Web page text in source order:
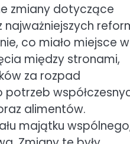
zmiany dotyczące
co miało miejsce w
między stronami,
za rozpad
alimentów.
majątku